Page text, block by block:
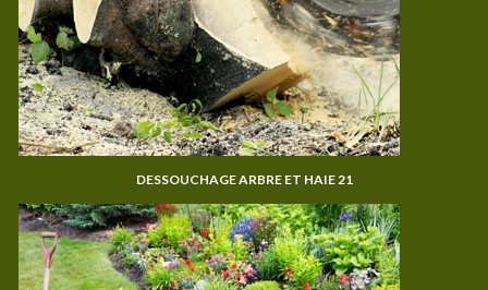
DESSOUCHAGE ARBRE ET HAIE 21